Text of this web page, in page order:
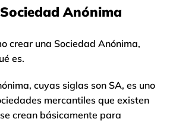
Anónima
crear una Sociedad Anónima,
es.
cuyas siglas son SA, es uno
mercantiles que existen
crean básicamente para